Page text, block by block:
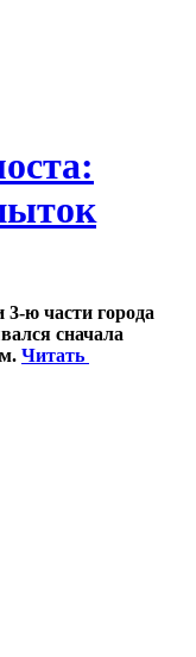
ю части города
сначала
Читать